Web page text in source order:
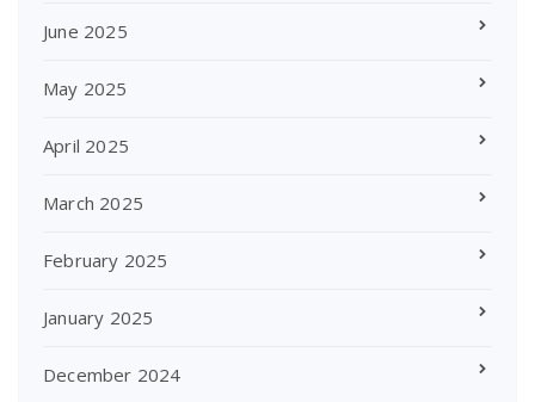
June 2025
May 2025
April 2025
March 2025
February 2025
January 2025
December 2024